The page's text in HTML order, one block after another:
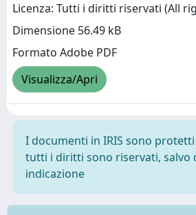
Licenza: Tutti i diritti riservati (All
Dimensione 56.49 kB
Formato Adobe PDF
Visualizza/Apri
I documenti in IRIS sono
tutti i diritti sono riservati, salvo
indicazione